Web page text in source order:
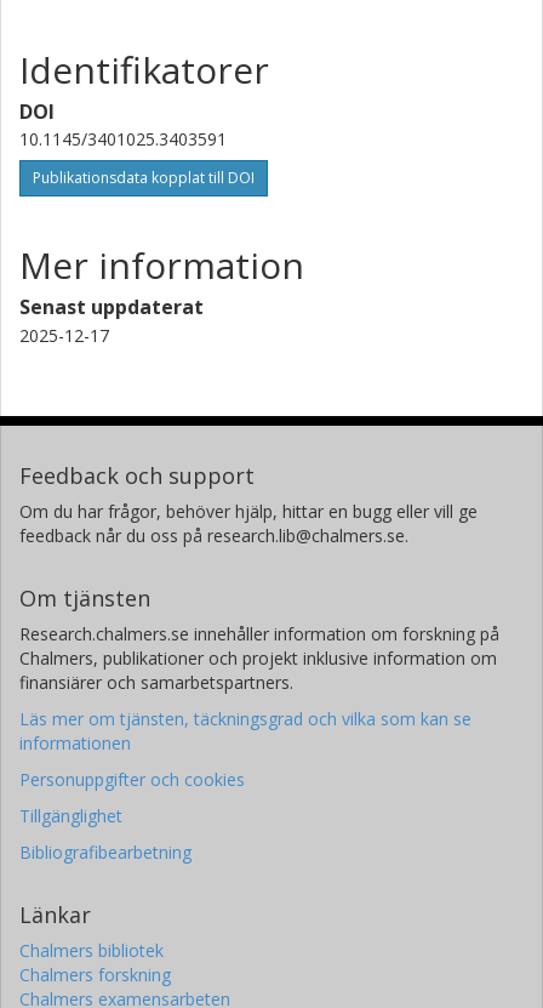
Identifikatorer
DOI
10.1145/3401025.3403591
Publikationsdata kopplat till DOI
Mer information
Senast uppdaterat
2025-12-17
Feedback och support
Om du har frågor, behöver hjälp, hittar en bugg eller vill ge
feedback når du oss på research.lib@chalmers.se.
Om tjänsten
Research.chalmers.se innehåller information om forskning på
Chalmers, publikationer och projekt inklusive information om
finansiärer och samarbetspartners.
Läs mer om tjänsten, täckningsgrad och vilka som kan se
informationen
Personuppgifter och cookies
Tillgänglighet
Bibliografibearbetning
Länkar
Chalmers bibliotek
Chalmers forskning
Chalmers examensarbeten